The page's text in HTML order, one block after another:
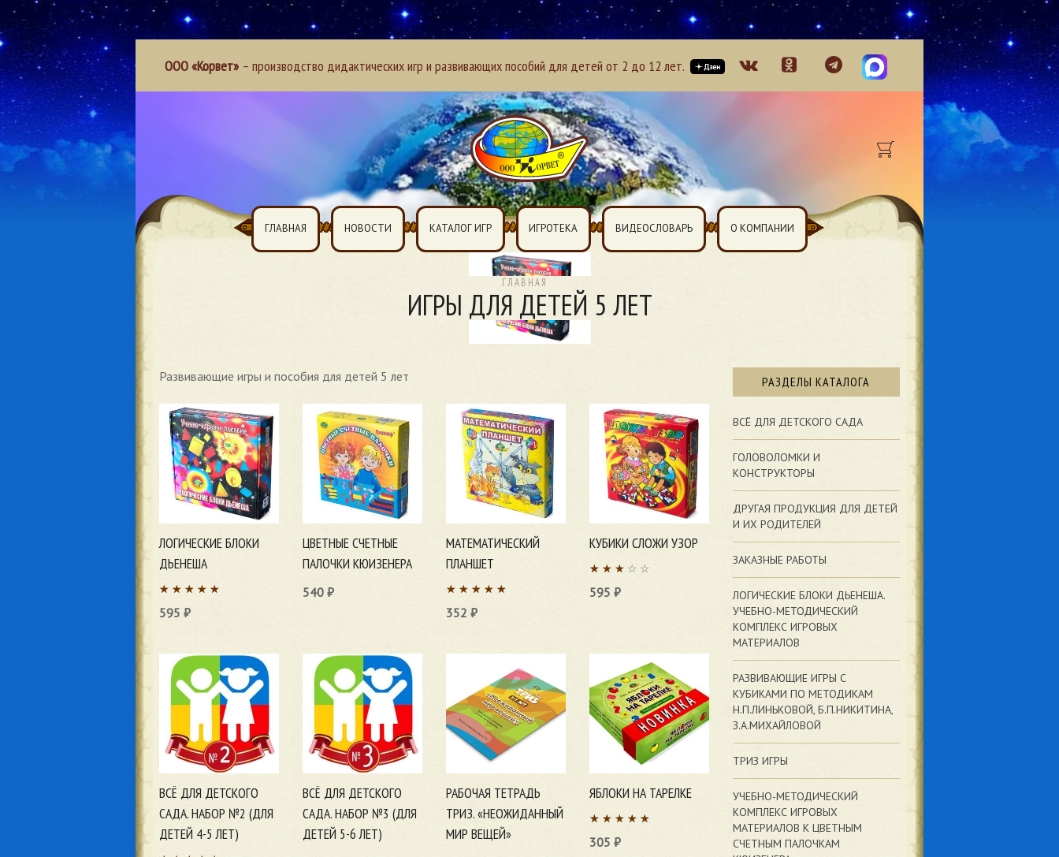
ООО «Корвет»– производство дидактических игр и развивающих пособий для детей от 2 до 12 лет.
ГЛАВНАЯ НОВОСТИ КАТАЛОГ ИГР ИГРОТЕКА ВИДЕОСЛОВАРЬ О КОМПАНИИ
ГЛАВНАЯ
ИГРЫ ДЛЯ ДЕТЕЙ 5 ЛЕТ
Развивающие игры и пособия для детей 5 лет
ЛОГИЧЕСКИЕ БЛОКИ
ДЬЕНЕША
595 ₽
ЦВЕТНЫЕ СЧЕТНЫЕ
ПАЛОЧКИ КЮИЗЕНЕРА
540 ₽
МАТЕМАТИЧЕСКИЙ
ПЛАНШЕТ
352 ₽
КУБИКИ СЛОЖИ УЗОР
595 ₽
ВСЁ ДЛЯ ДЕТСКОГО
САДА. НАБОР №2 (ДЛЯ
ДЕТЕЙ 4-5 ЛЕТ)
ВСЁ ДЛЯ ДЕТСКОГО
САДА. НАБОР №3 (ДЛЯ
ДЕТЕЙ 5-6 ЛЕТ)
РАБОЧАЯ ТЕТРАДЬ
ТРИЗ. «НЕОЖИДАННЫЙ
МИР ВЕЩЕЙ»
ЯБЛОКИ НА ТАРЕЛКЕ
305 ₽
РАЗДЕЛЫ КАТАЛОГА
ВСЁ ДЛЯ ДЕТСКОГО САДА
ГОЛОВОЛОМКИ И
КОНСТРУКТОРЫ
ДРУГАЯ ПРОДУКЦИЯ ДЛЯ ДЕТЕЙ
И ИХ РОДИТЕЛЕЙ
ЗАКАЗНЫЕ РАБОТЫ
ЛОГИЧЕСКИЕ БЛОКИ ДЬЕНЕША.
УЧЕБНО-МЕТОДИЧЕСКИЙ
КОМПЛЕКС ИГРОВЫХ
МАТЕРИАЛОВ
РАЗВИВАЮЩИЕ ИГРЫ С
КУБИКАМИ ПО МЕТОДИКАМ
Н.П.ЛИНЬКОВОЙ, Б.П.НИКИТИНА,
З.А.МИХАЙЛОВОЙ
ТРИЗ ИГРЫ
УЧЕБНО-МЕТОДИЧЕСКИЙ
КОМПЛЕКС ИГРОВЫХ
МАТЕРИАЛОВ К ЦВЕТНЫМ
СЧЕТНЫМ ПАЛОЧКАМ